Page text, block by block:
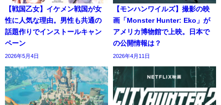
【戦国乙女】イケメン戦国が女
性に人気な理由。男性も共通の
話題作りでインストールキャン
ペーン
2026年5月4日
【モンハンワイルズ】撮影の映
画「Monster Hunter: Eko」が
アメリカ博物館で上映。日本で
の公開情報は？
2026年4月11日